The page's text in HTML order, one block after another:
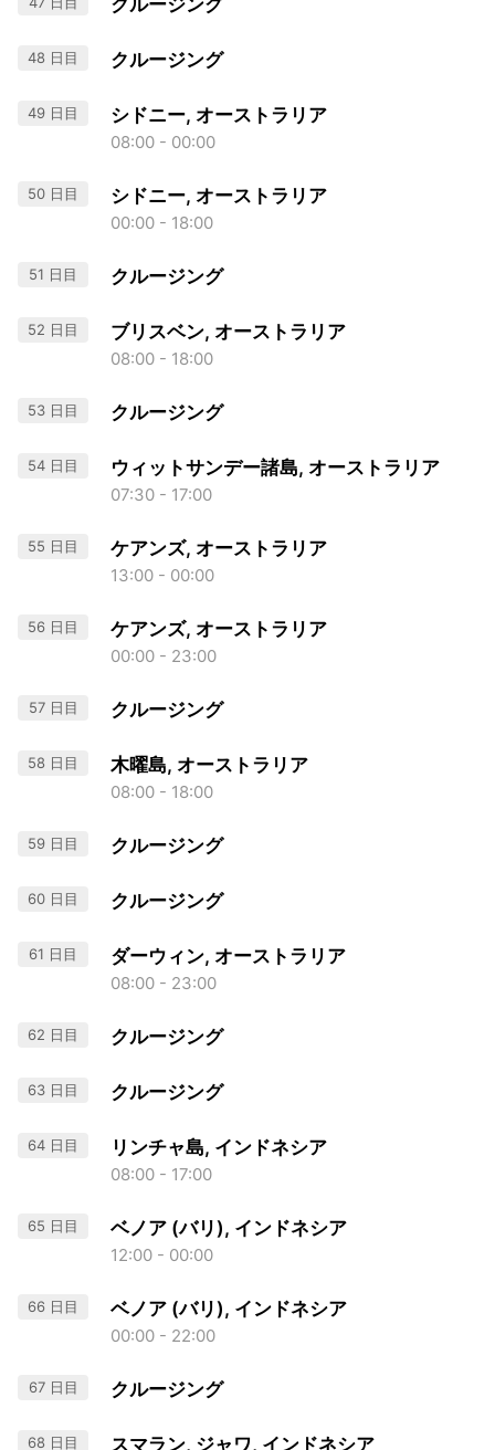
クルージング
48 日目 クルージング
49 日目 シドニー, オーストラリア
08:00 - 00:00
50 日目 シドニー, オーストラリア
00:00 - 18:00
51 日目 クルージング
52 日目 ブリスベン, オーストラリア
08:00 - 18:00
53 日目 クルージング
54 日目 ウィットサンデー諸島, オーストラリア
07:30 - 17:00
55 日目 ケアンズ, オーストラリア
13:00 - 00:00
56 日目 ケアンズ, オーストラリア
00:00 - 23:00
57 日目 クルージング
58 日目 木曜島, オーストラリア
08:00 - 18:00
59 日目 クルージング
60 日目 クルージング
61 日目 ダーウィン, オーストラリア
08:00 - 23:00
62 日目 クルージング
63 日目 クルージング
64 日目 リンチャ島, インドネシア
08:00 - 17:00
65 日目 ベノア (バリ), インドネシア
12:00 - 00:00
66 日目 ベノア (バリ), インドネシア
00:00 - 22:00
67 日目 クルージング
68 日目 スマラン, ジャワ, インドネシア